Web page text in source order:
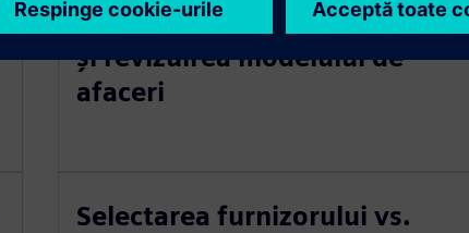
Analiza poziționării strategice
și revizuirea modelului de
afaceri
Selectarea furnizorului vs.